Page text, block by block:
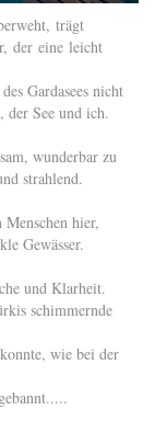
trägt
der eine leicht
Gardasees nicht
der See und ich.
wunderbar zu
strahlend.
hier,
Gewässer.
und Klarheit.
schimmernde
wie bei der